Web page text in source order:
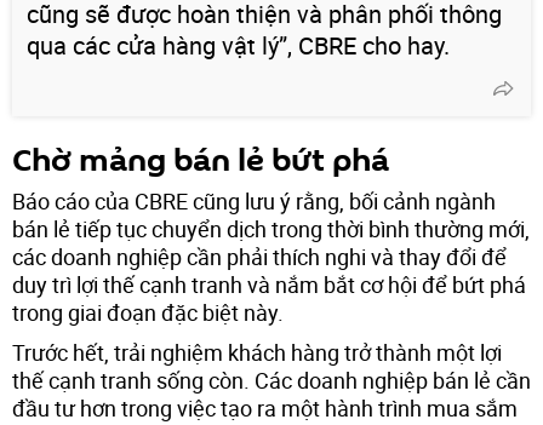
cũng sẽ được hoàn thiện và phân phối thông
qua các cửa hàng vật lý”, CBRE cho hay.
Chờ mảng bán lẻ bứt phá
Báo cáo của CBRE cũng lưu ý rằng, bối cảnh ngành
bán lẻ tiếp tục chuyển dịch trong thời bình thường mới,
các doanh nghiệp cần phải thích nghi và thay đổi để
duy trì lợi thế cạnh tranh và nắm bắt cơ hội để bứt phá
trong giai đoạn đặc biệt này.
Trước hết, trải nghiệm khách hàng trở thành một lợi
thế cạnh tranh sống còn. Các doanh nghiệp bán lẻ cần
đầu tư hơn trong việc tạo ra một hành trình mua sắm